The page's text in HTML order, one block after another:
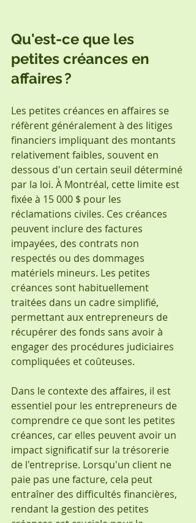
Qu'est-ce que les
petites créances en
affaires ?
Les petites créances en affaires se
réfèrent généralement à des litiges
financiers impliquant des montants
relativement faibles, souvent en
dessous d'un certain seuil déterminé
par la loi. À Montréal, cette limite est
fixée à 15 000 $ pour les
réclamations civiles. Ces créances
peuvent inclure des factures
impayées, des contrats non
respectés ou des dommages
matériels mineurs. Les petites
créances sont habituellement
traitées dans un cadre simplifié,
permettant aux entrepreneurs de
récupérer des fonds sans avoir à
engager des procédures judiciaires
compliquées et coûteuses.
Dans le contexte des affaires, il est
essentiel pour les entrepreneurs de
comprendre ce que sont les petites
créances, car elles peuvent avoir un
impact significatif sur la trésorerie
de l'entreprise. Lorsqu'un client ne
paie pas une facture, cela peut
entraîner des difficultés financières,
rendant la gestion des petites